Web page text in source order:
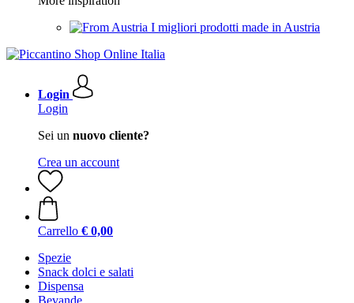
I migliori prodotti made in Austria
Login
Login
Sei un nuovo cliente?
Crea un account
Carrello € 0,00
Spezie
Snack dolci e salati
Dispensa
Bevande